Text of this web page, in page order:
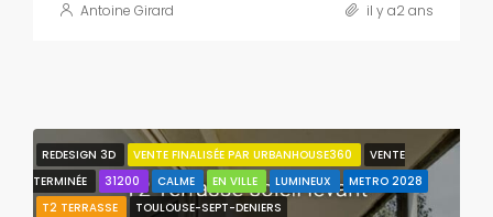
Antoine Girard il y a2 ans
REDESIGN 3D VENTE FINALISÉE PAR URBANHOUSE360
VENTE
TERMINÉE
31200 CALME EN VILLE LUMINEUX
METRO 2028
T2 TERRASSE
TOULOUSE-SEPT-DENIERS